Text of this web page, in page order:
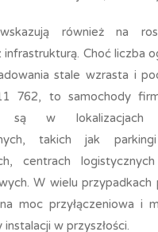
również na
infrastrukturą. Choć liczba
stale wzrasta i
762, to samochody
są w lokalizacjach
takich jak
centrach
W wielu
moc przyłączeniowa i
w przyszłości.